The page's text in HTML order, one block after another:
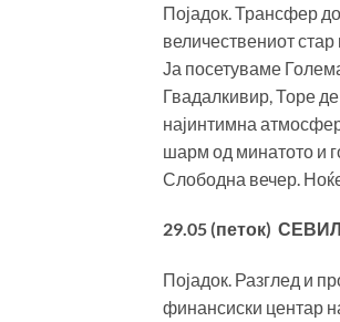
Појадок. Трансфер
величествениот
Ја посетуваме
Гвадалкивир, Торе
најинтимна
шарм од минатото и
Слободна вечер.
29.05 (петок)
Појадок. Разглед и
финансиски центар